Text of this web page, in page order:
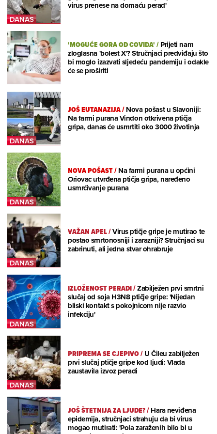
virus prenese na domaću perad'
'MOGUĆE GORA OD COVIDA'/Prijeti nam
zloglasna 'bolest X'? Stručnjaci predviđaju što
bi moglo izazvati sljedeću pandemiju i odakle
će se proširiti
JOŠ EUTANAZIJA/Nova pošast u Slavoniji:
Na farmi purana Vindon otkrivena ptičja
gripa, danas će usmrtiti oko 3000 životinja
NOVA POŠAST/Na farmi purana u općini
Oriovac utvrđena ptičja gripa, naređeno
usmrćivanje purana
VAŽAN APEL/Virus ptičje gripe je mutirao te
postao smrtonosniji i zarazniji? Stručnjaci su
zabrinuti, ali jedna stvar ohrabruje
IZLOŽENOST PERADI/Zabilježen prvi smrtni
slučaj od soja H3N8 ptičje gripe: 'Nijedan
bliski kontakt s pokojnicom nije razvio
infekciju'
PRIPREMA SE CJEPIVO/U Čileu zabilježen
prvi slučaj ptičje gripe kod ljudi: Vlada
zaustavila izvoz peradi
JOŠ ŠTETNIJA ZA LJUDE?/Hara neviđena
epidemija, stručnjaci strahuju da bi virus
mogao mutirati: 'Pola zaraženih bilo bi u